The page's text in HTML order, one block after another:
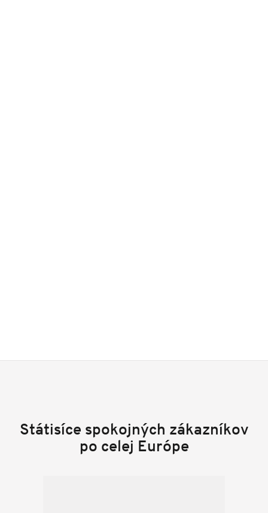
Státisíce spokojných zákazníkov
po celej Európe